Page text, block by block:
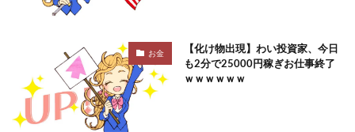
お金
【化け物出現】わい投資家、今日
も2分で25000円稼ぎお仕事終了
ｗｗｗｗｗｗ